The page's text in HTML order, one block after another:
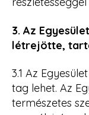
3. Az
létrejötte,
3.1 Az
tag lehet. Az
természetes